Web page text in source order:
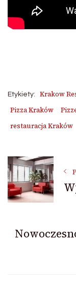
Etykiety: Krakow
Pizza Kraków
restauracja Kraków
wpisu